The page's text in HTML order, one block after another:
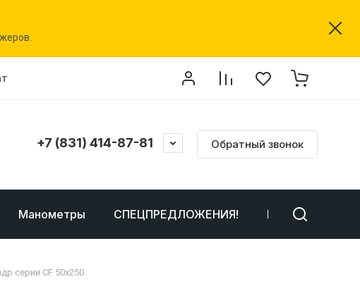
+7 (831) 414-87-81 Обратный звонок
Манометры СПЕЦПРЕДЛОЖЕНИЯ! Неликвиды
серии CF 50x250